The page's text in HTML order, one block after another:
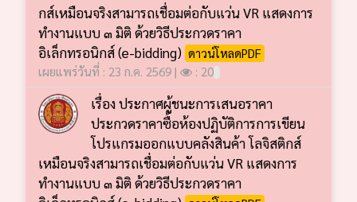
กส์เหมือนจริงสามารถเชื่อมต่อกับแว่น VR แสดงการ
ทำงานแบบ ๓ มิติ ด้วยวิธีประกวดราคา
อิเล็กทรอนิกส์ (e-bidding) ดาวน์โหลดPDF
เผยแพร่วันที่ : 23 ก.ค. 2569 |
: 20
เรื่อง ประกาศผู้ชนะการเสนอราคา
ประกวดราคาซื้อห้องปฏิบัติการการเขียน
โปรแกรมออกแบบคลังสินค้า โลจิสติกส์
เหมือนจริงสามารถเชื่อมต่อกับแว่น VR แสดงการ
ทำงานแบบ ๓ มิติ ด้วยวิธีประกวดราคา